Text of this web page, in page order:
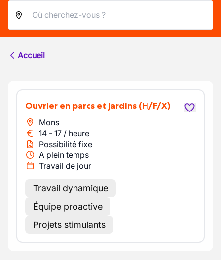
Accueil
Ouvrier en parcs et jardins (H/F/X)
Mons
14 - 17 / heure
Possibilité fixe
A plein temps
Travail de jour
Travail dynamique
Équipe proactive
Projets stimulants